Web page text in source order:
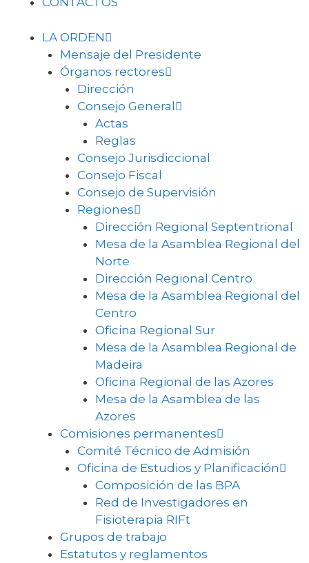
LA ORDEN
Mensaje del Presidente
Órganos rectores
Dirección
Consejo General
Actas
Reglas
Consejo Jurisdiccional
Consejo Fiscal
Consejo de Supervisión
Regiones
Dirección Regional Septentrional
Mesa de la Asamblea Regional del
Norte
Dirección Regional Centro
Mesa de la Asamblea Regional del
Centro
Oficina Regional Sur
Mesa de la Asamblea Regional de
Madeira
Oficina Regional de las Azores
Mesa de la Asamblea de las
Azores
Comisiones permanentes
Comité Técnico de Admisión
Oficina de Estudios y Planificación
Composición de las BPA
Red de Investigadores en
Fisioterapia RIFt
Grupos de trabajo
Estatutos y reglamentos